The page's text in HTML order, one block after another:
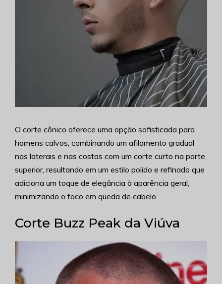
O corte cônico oferece uma opção sofisticada para
homens calvos, combinando um afilamento gradual
nas laterais e nas costas com um corte curto na parte
superior, resultando em um estilo polido e refinado que
adiciona um toque de elegância à aparência geral,
minimizando o foco em queda de cabelo.
Corte Buzz Peak da Viúva